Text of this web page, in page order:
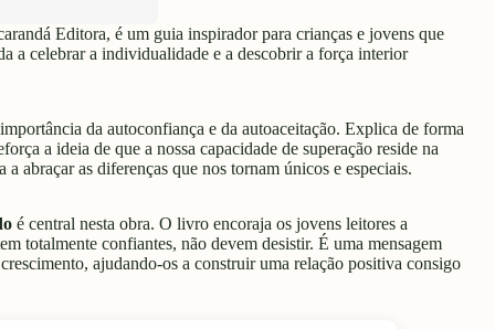
Editora, é um guia inspirador para crianças e jovens que
a celebrar a individualidade e a descobrir a força interior
da autoconfiança e da autoaceitação. Explica de forma
a ideia de que a nossa capacidade de superação reside na
abraçar as diferenças que nos tornam únicos e especiais.
é central nesta obra. O livro encoraja os jovens leitores a
totalmente confiantes, não devem desistir. É uma mensagem
ajudando-os a construir uma relação positiva consigo